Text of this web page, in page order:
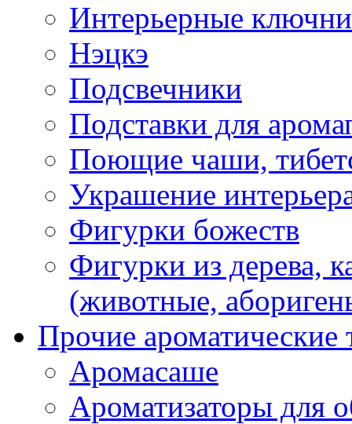
Интерьерные
Нэцкэ
Подсвечники
Подставки для
Поющие чаши,
Украшение
Фигурки божеств
Фигурки из дерева,
(животные,
Прочие ароматические
Аромасаше
Ароматизаторы для